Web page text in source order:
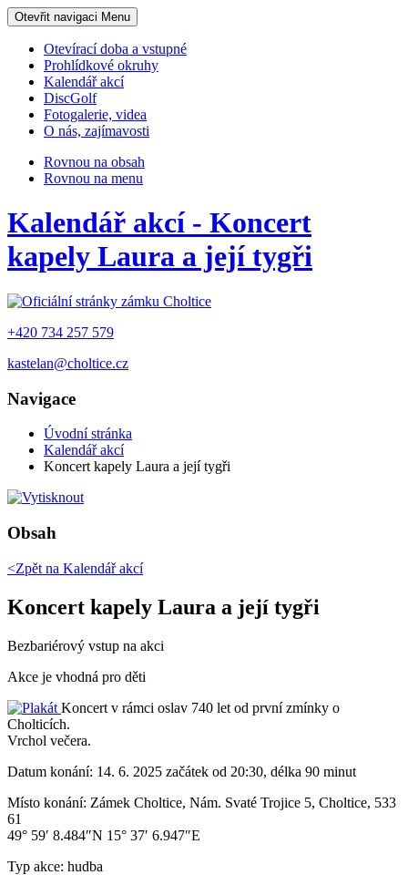
Otevřit navigaci Menu
Otevírací doba a vstupné
Prohlídkové okruhy
Kalendář akcí
DiscGolf
Fotogalerie, videa
O nás, zajímavosti
Rovnou na obsah
Rovnou na menu
Kalendář akcí - Koncert
kapely Laura a její tygři
+420 734 257 579
kastelan@choltice.cz
Navigace
Úvodní stránka
Kalendář akcí
Koncert kapely Laura a její tygři
Obsah
<Zpět na Kalendář akcí
Koncert kapely Laura a její tygři
Bezbariérový vstup na akci
Akce je vhodná pro děti
Koncert v rámci oslav 740 let od první zmínky o
Cholticích.
Vrchol večera.
Datum konání: 14. 6. 2025 začátek od 20:30, délka 90 minut
Místo konání: Zámek Choltice, Nám. Svaté Trojice 5, Choltice, 533
61
49° 59′ 8.484″N 15° 37′ 6.947″E
Typ akce: hudba